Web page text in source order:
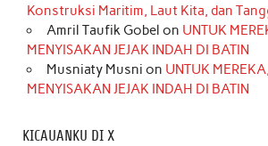
Konstruksi Maritim, Laut Kita, dan
Amril Taufik Gobel on UNTUK
MENYISAKAN JEJAK INDAH DI BATIN
Musniaty Musni on UNTUK
MENYISAKAN JEJAK INDAH DI BATIN
KICAUANKU DI X